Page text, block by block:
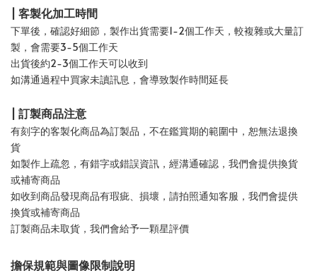
| 客製化加工時間
下單後，確認好細節，製作出貨需要1-2個工作天，較複雜或大量訂
製，會需要3-5個工作天
出貨後約2-3個工作天可以收到
如溝通過程中買家未讀訊息，會導致製作時間延長
| 訂製商品注意
有刻字的客製化商品為訂製品，不在鑑賞期的範圍中，恕無法退換
貨
如製作上疏忽，有錯字或錯誤資訊，經溝通確認，我們會提供換貨
或補寄商品
如收到商品發現商品有瑕疵、損壞，請拍照通知客服，我們會提供
換貨或補寄商品
訂製商品未取貨，我們會給予一顆星評價
擔保規範與圖像限制說明